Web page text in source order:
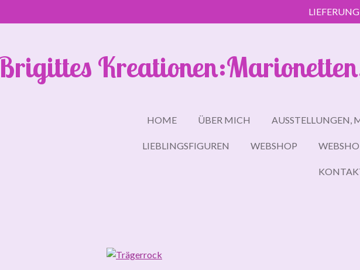
Hauptinhalt
HOME ÜBER MICH AUSSTELLUNGEN,
LIEBLINGSFIGUREN WEBSHOP